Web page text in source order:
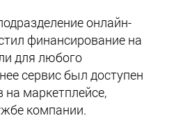
онлайн-
финансирование на
для любого
сервис был доступен
на маркетплейсе,
компании.